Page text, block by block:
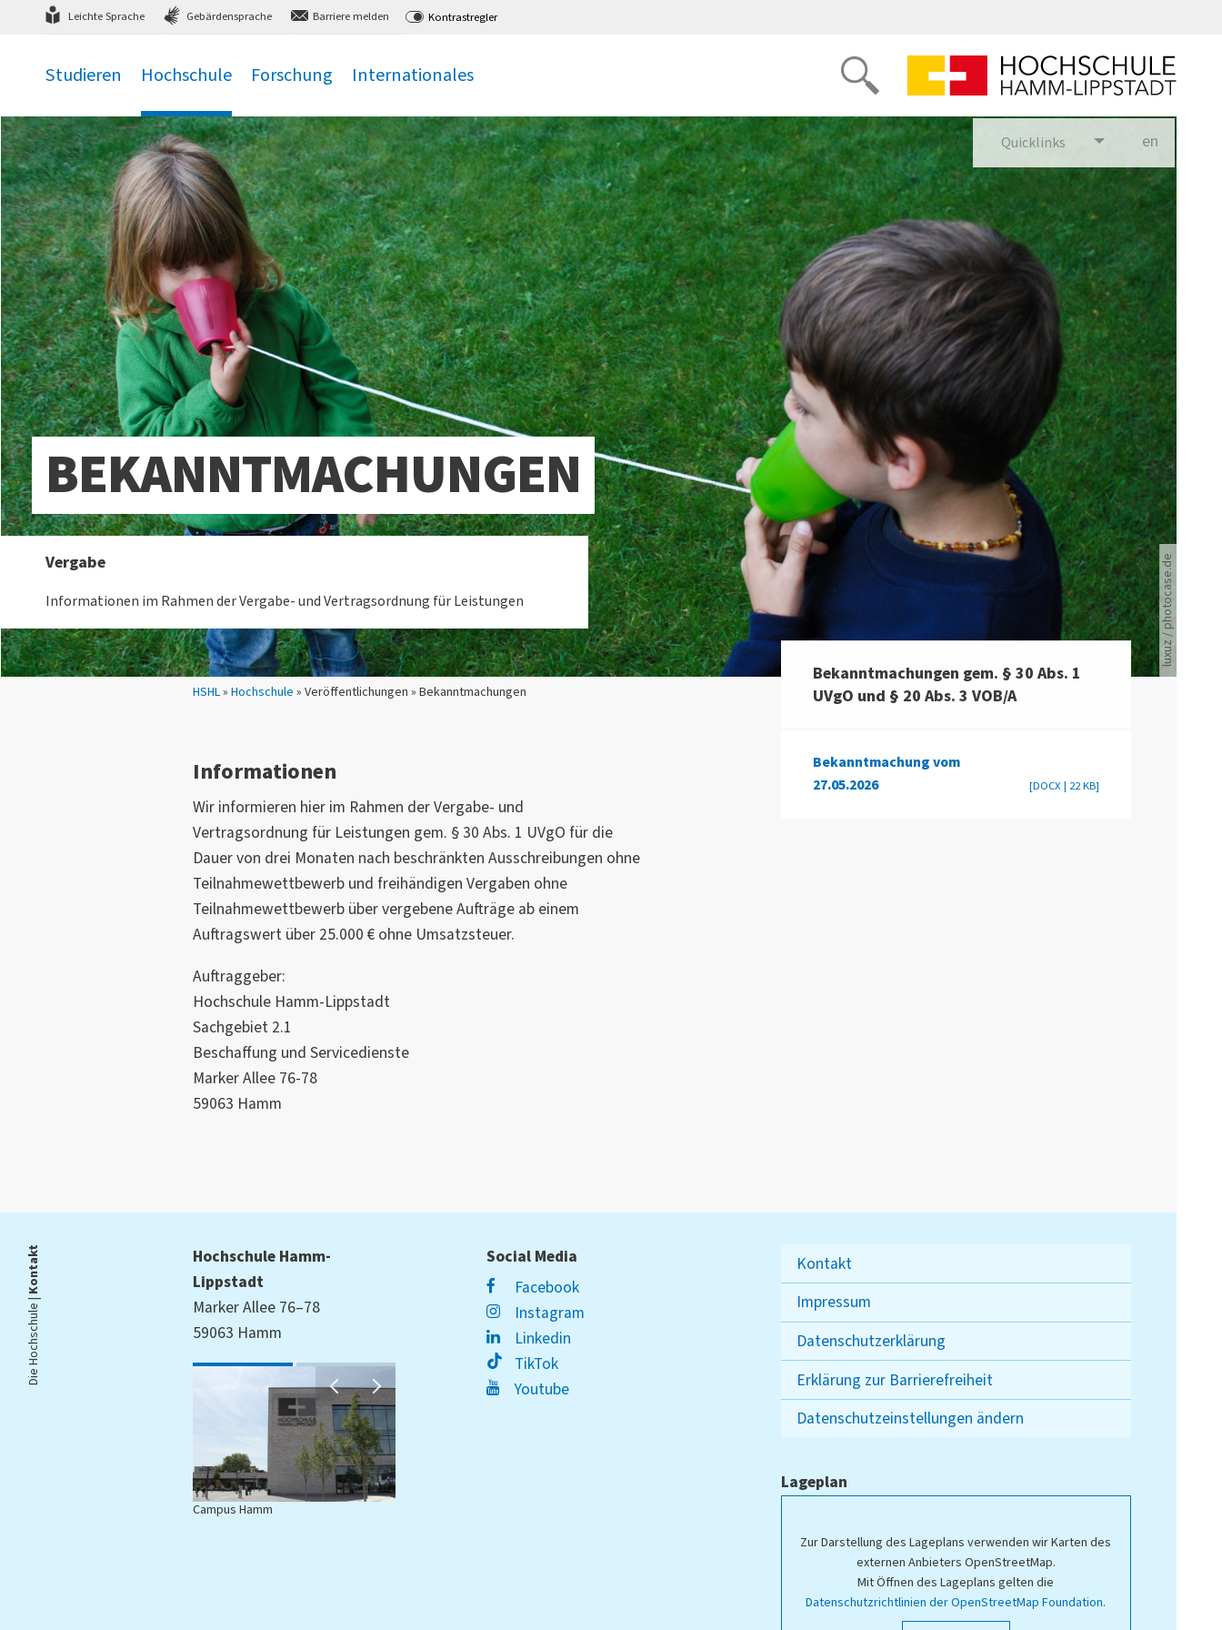
zum Hauptmenü zum Inhalt,
Leichte Sprache Gebärdensprache Barriere melden Kontrastregler
Studieren Hochschule Forschung Internationales
Quicklinks en glish
Sie sind hier:
HSHL» Hochschule » Veröffentlichungen » Bekanntmachungen
Zwei Kinder sprechen über eine Gegensprechanlage aus Bechern und einer Schnur miteinander.
luxuz / photocase.de
BEKANNTMACHUNGEN
Vergabe
Informationen im Rahmen der Vergabe- und Vertragsordnung für Leistungen
Informationen
Wir informieren hier im Rahmen der Vergabe- und
Vertragsordnung für Leistungen gem. § 30 Abs. 1 UVgO für die
Dauer von drei Monaten nach beschränkten Ausschreibungen ohne
Teilnahmewettbewerb und freihändigen Vergaben ohne
Teilnahmewettbewerb über vergebene Aufträge ab einem
Auftragswert über 25.000 € ohne Umsatzsteuer.
Auftraggeber:
Hochschule Hamm-Lippstadt
Sachgebiet 2.1
Beschaffung und Servicedienste
Marker Allee 76-78
59063 Hamm
Bekanntmachungen gem. § 30 Abs. 1
UVgO und § 20 Abs. 3 VOB/A
Bekanntmachung vom
27.05.2026
[DOCX | 22 KB]
Die Hochschule |
Kontakt
Hochschule Hamm-
Lippstadt
Marker Allee 76–78
59063 Hamm
Campus Hamm
Social Media
Facebook
Instagram
Linkedin
TikTok
Youtube
Kontakt
Impressum
Datenschutzerklärung
Erklärung zur Barrierefreiheit
Datenschutzeinstellungen ändern
Lageplan
Zur Darstellung des Lageplans verwenden wir Karten des
externen Anbieters OpenStreetMap.
Mit Öffnen des Lageplans gelten die
Datenschutzrichtlinien der OpenStreetMap Foundation.